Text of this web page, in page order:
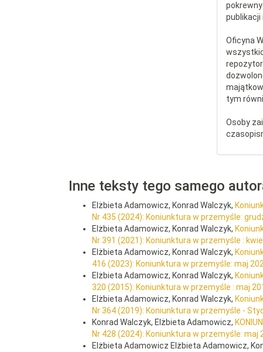
publikacji
Oficyna
tym
Osoby
Inne teksty tego samego
Elżbieta Adamowicz, Konrad Walczyk,
Nr 435 (2024): Koniunktura w przemyśle:
Elżbieta Adamowicz, Konrad Walczyk,
Nr 391 (2021): Koniunktura w przemyśle :
Elżbieta Adamowicz, Konrad Walczyk,
416 (2023): Koniunktura w przemyśle: maj
Elżbieta Adamowicz, Konrad Walczyk,
320 (2015): Koniunktura w przemyśle : maj
Elżbieta Adamowicz, Konrad Walczyk,
Nr 364 (2019): Koniunktura w przemyśle -
Konrad Walczyk, Elżbieta Adamowicz,
Nr 428 (2024): Koniunktura w przemyśle: maj
Elżbieta Adamowicz Elżbieta Adamowicz,